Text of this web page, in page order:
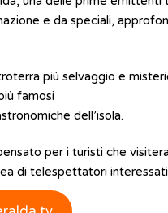
e da speciali,
più selvaggio e
famosi
dell’isola.
per i turisti che
di telespettatori